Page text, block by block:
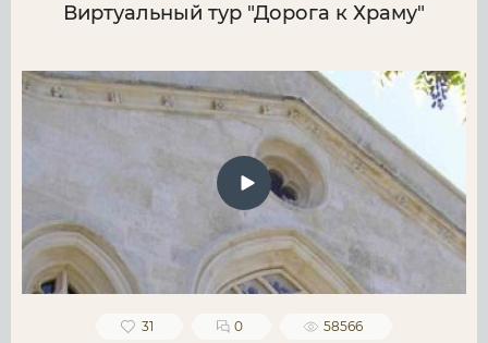
Виртуальный тур "Дорога к Храму"
31 0 58566